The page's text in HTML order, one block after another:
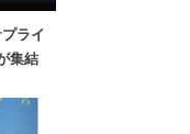
ライ
集結